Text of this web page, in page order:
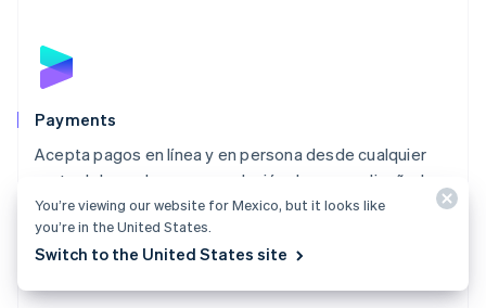
Payments
Acepta pagos en línea y en persona desde cualquier
parte del mundo con una solución de pagos diseñada
para todo tipo de negocios.
Explorar Payments
Malta
English
Español
English
Nueva Zelandia
English
Países Bajos
Nederlands English
English
You’re viewing our website for Mexico, but it looks like
you’re in the United States.
Switch to the United States site